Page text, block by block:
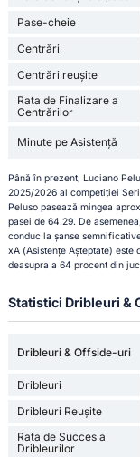
Pase-cheie
Centrări
Centrări reușite
Rata de Finalizare a
Centrărilor
Minute pe Asistență
Până în prezent, Luciano
2025/2026 al competiției
Peluso pasează mingea
pasei de 64.29. De
conduc la șanse
xA (Asistențe Așteptate)
deasupra a 64 procent din
Statistici Dribleuri &
Dribleuri & Offside-uri
Dribleuri
Dribleuri Reușite
Rata de Succes a
Dribleurilor